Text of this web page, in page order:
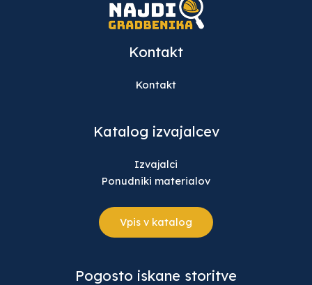
Kontakt
Kontakt
Katalog izvajalcev
Izvajalci
Ponudniki materialov
Vpis v katalog
Pogosto iskane storitve